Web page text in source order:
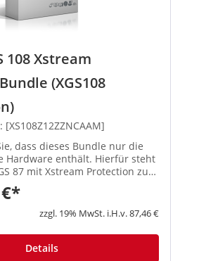
108 Xstream
(XGS108
dass dieses Bundle nur die
Hardware enthält. Hierfür steht
87 mit Xstream Protection zur
zzgl. 19% MwSt. i.H.v. 87,46 €
Details